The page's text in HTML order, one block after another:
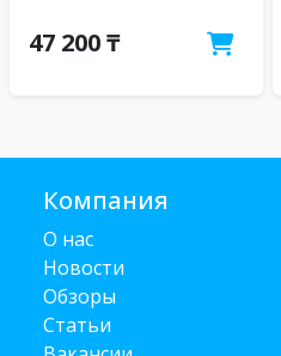
47 200 ₸
Компания
О нас
Новости
Обзоры
Статьи